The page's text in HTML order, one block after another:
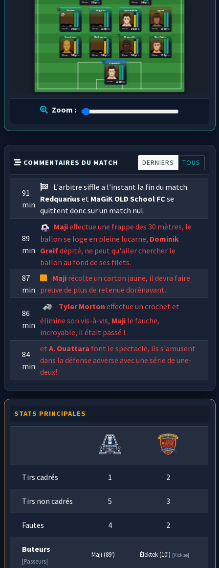
Dominik G...
235 pts
25 ans
Dracolosse
243 pts
19 ans
Mackogneur
243 pts
22 ans
Moussa Ni...
242 pts
25 ans
Nico Tagl...
228 pts
26 ans
Élektek
241 pts
22 ans
Magmar
216 pts
23 ans
Tyler Morton
242 pts
26 ans
Tygnon
239 pts
19 ans
241 pts
22 ans 240 pts
25 ans
Zoom :
COMMENTAIRES DU MATCH DERNIERS TOUS
91
min
L'arbitre siffle a l'instant la fin du match.
Redquarius et MaGiK OLD School FC se
quittent donc sur un match nul.
89
min
Majieffectue une frappe des 30 mètres, le
ballon se loge en pleine lucarne, Dominik
Greifdépité, ne peut qu'aller chercher le
ballon au fond de ses filets.
87
min
Maji récolte un carton jaune, il devra faire
preuve de plus de retenue dorénavant.
86
min
Tyler Morton effectue un crochet et
élimine son vis-à-vis, Maji le fauche,
incroyable, il était passé !
84
min
etA. Ouattara font le spectacle, ils s'amusent
dans la défense adverse avec une série de une-
deux!
82
Anthony Ondet, le ballon finit en sortie de
but.
STATS PRINCIPALES
Tirs cadrés 1 2
Tirs non cadrés 5 3
Fautes 4 2
Buteurs
[Passeurs]
Maji (89') Élektek (10') [Kicklee]